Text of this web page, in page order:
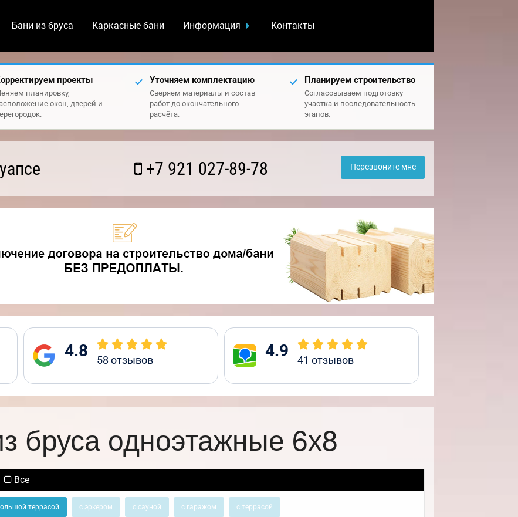
Бани из бруса Каркасные бани Информация Контакты
проекты
планировку,
окон, дверей и
Уточняем комплектацию
Сверяем материалы и состав
работ до окончательного
расчёта.
Планируем строительство
Согласовываем подготовку
участка и последовательность
этапов.
+7 921 027-89-78 Перезвоните мне
4.8 58 отзывов 4.9 41 отзывов
бруса одноэтажные 6х8
Все
террасой с эркером с сауной с гаражом с террасой